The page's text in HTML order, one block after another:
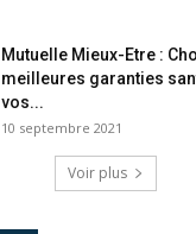
Mutuelle Mieux-Etre :
meilleures garanties
vos...
10 septembre 2021
Voir plus